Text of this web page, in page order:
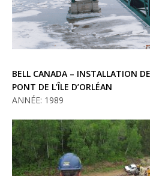
BELL CANADA – INSTALLATION
PONT DE L’ÎLE D’ORLÉAN
ANNÉE: 1989